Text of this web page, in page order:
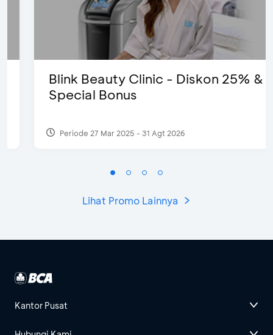
Blink Beauty Clinic - Diskon 25% &
Special Bonus
Periode 27 Mar 2025 - 31 Agt 2026
Lihat Promo Lainnya
Kantor Pusat